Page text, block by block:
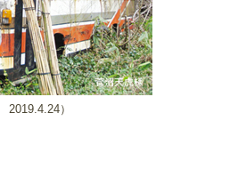
2019.4.24）